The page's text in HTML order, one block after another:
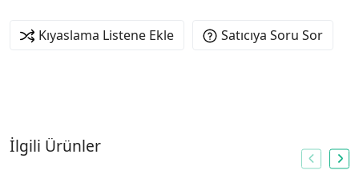
Kıyaslama Listene Ekle Satıcıya Soru Sor
İlgili Ürünler